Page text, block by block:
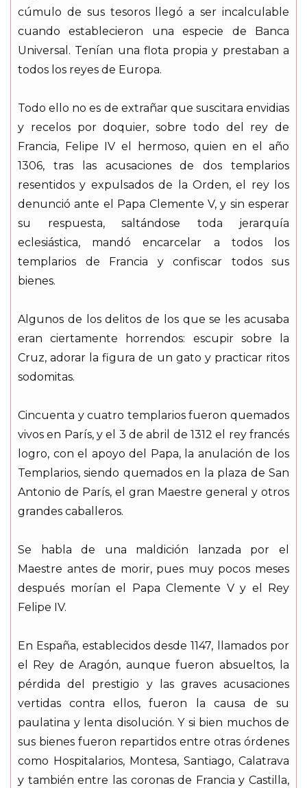
cúmulo de sus tesoros llegó a ser incalculable
cuando establecieron una especie de Banca
Universal. Tenían una flota propia y prestaban a
todos los reyes de Europa.
Todo ello no es de extrañar que suscitara envidias
y recelos por doquier, sobre todo del rey de
Francia, Felipe IV el hermoso, quien en el año
1306, tras las acusaciones de dos templarios
resentidos y expulsados de la Orden, el rey los
denunció ante el Papa Clemente V, y sin esperar
su respuesta, saltándose toda jerarquía
eclesiástica, mandó encarcelar a todos los
templarios de Francia y confiscar todos sus
bienes.
Algunos de los delitos de los que se les acusaba
eran ciertamente horrendos: escupir sobre la
Cruz, adorar la figura de un gato y practicar ritos
sodomitas.
Cincuenta y cuatro templarios fueron quemados
vivos en París, y el 3 de abril de 1312 el rey francés
logro, con el apoyo del Papa, la anulación de los
Templarios, siendo quemados en la plaza de San
Antonio de París, el gran Maestre general y otros
grandes caballeros.
Se habla de una maldición lanzada por el
Maestre antes de morir, pues muy pocos meses
después morían el Papa Clemente V y el Rey
Felipe IV.
En España, establecidos desde 1147, llamados por
el Rey de Aragón, aunque fueron absueltos, la
pérdida del prestigio y las graves acusaciones
vertidas contra ellos, fueron la causa de su
paulatina y lenta disolución. Y si bien muchos de
sus bienes fueron repartidos entre otras órdenes
como Hospitalarios, Montesa, Santiago, Calatrava
y también entre las coronas de Francia y Castilla,